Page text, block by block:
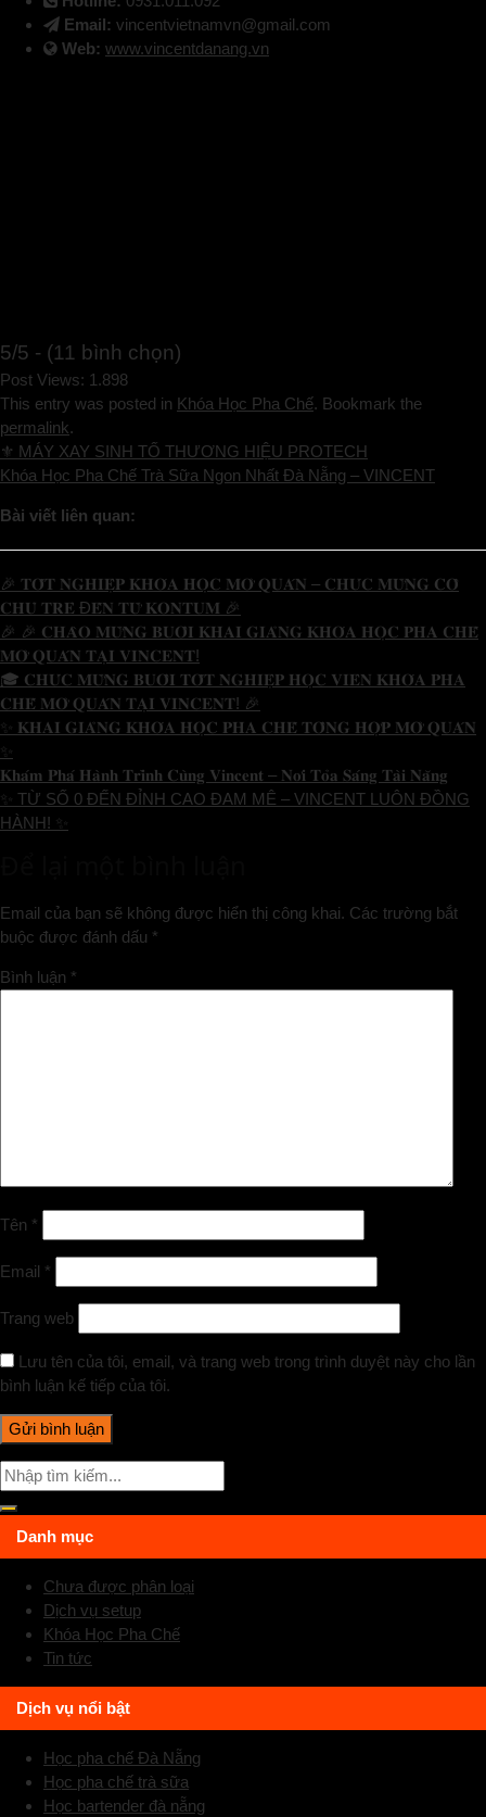
Email: vincentvietnamvn@gmail.com
Web: www.vincentdanang.vn
5/5 - (11 bình chọn)
Post Views: 1.898
This entry was posted in Khóa Học Pha Chế. Bookmark the
permalink.
⚜ MÁY XAY SINH TỐ THƯƠNG HIỆU PROTECH
Khóa Học Pha Chế Trà Sữa Ngon Nhất Đà Nẵng – VINCENT
Bài viết liên quan:
🎉 𝐓𝐎̂́𝐓 𝐍𝐆𝐇𝐈𝐄̣̂𝐏 𝐊𝐇𝐎́𝐀 𝐇𝐎̣𝐂 𝐌𝐎̛̉ 𝐐𝐔𝐀́𝐍 – 𝐂𝐇𝐔́𝐂 𝐌𝐔̛̀𝐍𝐆 𝐂𝐎̂
𝐂𝐇𝐔̉ 𝐓𝐑𝐄̉ Đ𝐄̂́𝐍 𝐓𝐔̛̀ 𝐊𝐎𝐍𝐓𝐔𝐌 🎉
🎉 🎉 𝐂𝐇𝐀̀𝐎 𝐌𝐔̛̀𝐍𝐆 𝐁𝐔𝐎̂̉𝐈 𝐊𝐇𝐀𝐈 𝐆𝐈𝐀̉𝐍𝐆 𝐊𝐇𝐎́𝐀 𝐇𝐎̣𝐂 𝐏𝐇𝐀 𝐂𝐇𝐄̂́
𝐌𝐎̛̉ 𝐐𝐔𝐀́𝐍 𝐓𝐀̣𝐈 𝐕𝐈𝐍𝐂𝐄𝐍𝐓!
🎓 𝐂𝐇𝐔́𝐂 𝐌𝐔̛̀𝐍𝐆 𝐁𝐔𝐎̂̉𝐈 𝐓𝐎̂́𝐓 𝐍𝐆𝐇𝐈𝐄̣̂𝐏 𝐇𝐎̣𝐂 𝐕𝐈𝐄̂𝐍 𝐊𝐇𝐎́𝐀 𝐏𝐇𝐀
𝐂𝐇𝐄̂́ 𝐌𝐎̛̉ 𝐐𝐔𝐀́𝐍 𝐓𝐀̣𝐈 𝐕𝐈𝐍𝐂𝐄𝐍𝐓! 🎉
✨ 𝐊𝐇𝐀𝐈 𝐆𝐈𝐀̉𝐍𝐆 𝐊𝐇𝐎́𝐀 𝐇𝐎̣𝐂 𝐏𝐇𝐀 𝐂𝐇𝐄̂́ 𝐓𝐎̂̉𝐍𝐆 𝐇𝐎̛̣𝐏 𝐌𝐎̛̉ 𝐐𝐔𝐀́𝐍
𝐊𝐡𝐚́𝐦 𝐏𝐡𝐚́ 𝐇𝐚̀𝐧𝐡 𝐓𝐫𝐢̀𝐧𝐡 𝐂𝐮̀𝐧𝐠 𝐕𝐢𝐧𝐜𝐞𝐧𝐭 – 𝐍𝐨̛𝐢 𝐓𝐨̉𝐚 𝐒𝐚́𝐧𝐠 𝐓𝐚̀𝐢 𝐍𝐚̆𝐧𝐠
✨ TỪ SỐ 0 ĐẾN ĐỈNH CAO ĐAM MÊ – VINCENT LUÔN ĐỒNG
HÀNH! ✨
Email của bạn sẽ không được hiển thị công khai. Các trường bắt
buộc được đánh dấu *
Bình luận *
Tên *
Email *
Trang web
Lưu tên của tôi, email, và trang web trong trình duyệt này cho lần
bình luận kế tiếp của tôi.
Danh mục
Chưa được phân loại
Dịch vụ setup
Khóa Học Pha Chế
Tin tức
Dịch vụ nổi bật
Học pha chế Đà Nẵng
Học pha chế trà sữa
Học bartender đà nẵng